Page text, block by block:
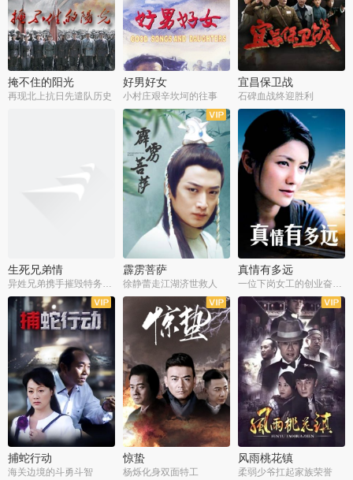
掩不住的阳光
再现北上抗日先遣队历史
好男好女
小村庄艰辛坎坷的往事
宜昌保卫战
石碑血战终迎胜利
生死兄弟情
异姓兄弟携手摧毁特务阴谋
全40集
霹雳菩萨
徐静蕾走江湖济世救人
全25集
真情有多远
一位下岗女工的创业奋斗史
全22集
捕蛇行动
海关边境的斗勇斗智
全39集
惊蛰
杨烁化身双面特工
全36集
风雨桃花镇
柔弱少爷扛起家族荣誉